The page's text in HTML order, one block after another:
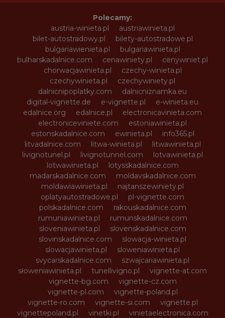
Polecamy:
austria-winieta.pl
austriawinieta.pl
bilet-autostradowy.pl
bilety-autostradowe.pl
bulgariawienieta.pl
bulgariawinieta.pl
bulharskadalnice.com
cenawiniety.pl
cenywiniet.pl
chorwacjawinieta.pl
czechy-winieta.pl
czechywinieta.pl
czechywiniety.pl
dalnicnipoplatky.com
dalnicniznamka.eu
digital-vignette.de
e-vignette.pl
e-winieta.eu
edalnice.org
edalnice.pl
electronicavinieta.com
electroniceviniete.com
estoniawinieta.pl
estonskadalnice.com
ewinieta.pl
info365.pl
litvadalnice.com
litwa-winieta.pl
litwawinieta.pl
livignotunel.pl
livignotunnel.com
lotvawinieta.pl
lotwawinieta.pl
lotysskadalnice.com
madarskadalnice.com
moldavskadalnice.com
moldawiawinieta.pl
najtanszewiniety.pl
oplatyautostradowe.pl
pl-vignette.com
polskadalnice.com
rakouskadalnice.com
rumuniawinieta.pl
rumunskadalnice.com
sloveniawinieta.pl
slovenskadalnice.com
slovinskadalnice.com
slowacja-winieta.pl
slowacjawinieta.pl
sloweniawinieta.pl
svycarskadalnice.com
szwajcariawinieta.pl
słoweniawinieta.pl
tunellivigno.pl
vignette-at.com
vignette-bg.com
vignette-cz.com
vignette-pl.com
vignette-poland.pl
vignette-ro.com
vignette-si.com
vignette.pl
vignettepoland.pl
vinetki.pl
vinietaelectronica.com